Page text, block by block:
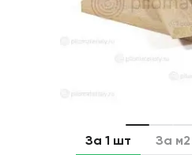
За 1 шт За м2